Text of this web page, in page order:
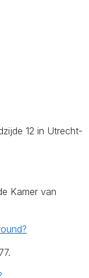
12 in Utrecht-
Kamer van